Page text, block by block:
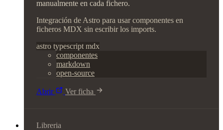
manualmente en cada fichero.
Integración de Astro para usar componentes en
ficheros MDX sin escribir los imports.
astro typescript mdx
componentes
markdown
open-source
Abrir Ver ficha
Libreria